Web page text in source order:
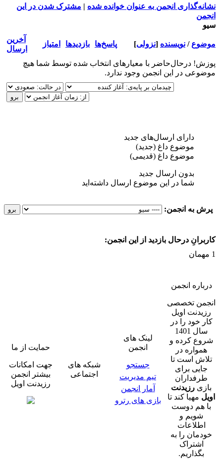
نشانه‌گذاری انجمن به عنوان خوانده شده | مشترک شدن در این
انجمن
سيو
موضوع / نویسنده [نزولی] پاسخ‌ها بازدید‌ها امتیاز
آخرین
ارسال
پوزش! درحال‌حاضر با معیارهای انتخاب شده توسط شما هیچ
موضوعی در این انجمن وجود ندارد.
دارای ارسال‌های جدید‌
موضوع داغ (جدید‌)
موضوع داغ (قدیمی)
بدون ارسال جدید‌
شما در این موضوع ارسال داشته‌اید
پرش به انجمن:
کاربرانِ درحال بازدید از این انجمن:
1 مهمان
درباره انجمن
انجمن تخصصی
رزیدنت اویل
کار خود را در
سال 1401
شروع کرده و
همواره در
تلاش است تا
جایی برای
طرفداران
بازی رزیدنت
اویل مهیا کند تا
با هم دوست
شویم و
اطلاعات
خودمان را به
اشتراک
بگذاریم.
لینک های
انجمن
جستجو
تیم مدیریت
آمار انجمن
بازی های رترو
شبکه های
اجتماعی
حمایت از ما
جهت امکانات
بیشتر انجمن
رزیدنت اویل